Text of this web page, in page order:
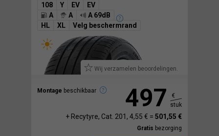
108
Y EV
EV
A
A
A 69dB
HL
XL Velg beschermrand
Wij verzamelen beoordelingen.
Montage beschikbaar 497
€
stuk
+ Recytyre, Cat. 201, 4,55 € = 501,55 €
Gratis bezorging